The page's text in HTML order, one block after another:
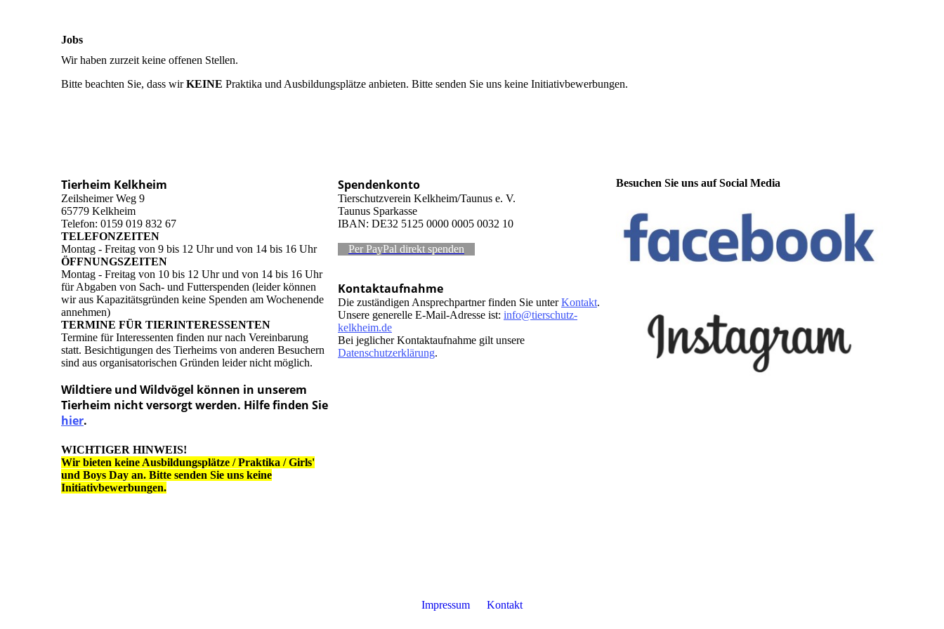
Jobs
Wir haben zurzeit keine offenen Stellen.
Bitte beachten Sie, dass wirKEINE Praktika und Ausbildungsplätze anbieten. Bitte senden Sie uns keine Initiativbewerbungen.
Tierheim Kelkheim
Zeilsheimer Weg 9
65779 Kelkheim
Telefon: 0159 019 832 67
TELEFONZEITEN
Montag - Freitag von 9 bis 12 Uhr und von 14 bis 16 Uhr
ÖFFNUNGSZEITEN
Montag - Freitag von 10 bis 12 Uhr und von 14 bis 16 Uhr
für Abgaben von Sach- und Futterspenden (leider können
wir aus Kapazitätsgründen keine Spenden am Wochenende
annehmen)
TERMINE FÜR TIERINTERESSENTEN
Termine für Interessenten finden nur nach Vereinbarung
statt. Besichtigungen des Tierheims von anderen Besuchern
sind aus organisatorischen Gründen leider nicht möglich.
Wildtiere und Wildvögel können in unserem
Tierheim nicht versorgt werden. Hilfe finden Sie
hier.
WICHTIGER HINWEIS!
Wir bieten keine Ausbildungsplätze / Praktika / Girls'
und Boys Day an. Bitte senden Sie uns keine
Initiativbewerbungen.
Spendenkonto
Tierschutzverein Kelkheim/Taunus e. V.
Taunus Sparkasse
IBAN: DE32 5125 0000 0005 0032 10
Per PayPal direkt spenden
Kontaktaufnahme
Die zuständigen Ansprechpartner finden Sie unterKontakt.
Unsere generelle E-Mail-Adresse ist: info@tierschutz-
kelkheim.de
Bei jeglicher Kontaktaufnahme gilt unsere
Datenschutzerklärung.
Besuchen Sie uns auf Social Media
Impressum Kontakt